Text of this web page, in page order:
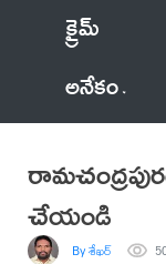
క్రైమ్
అనేకం
చేయండి
By శేఖర్